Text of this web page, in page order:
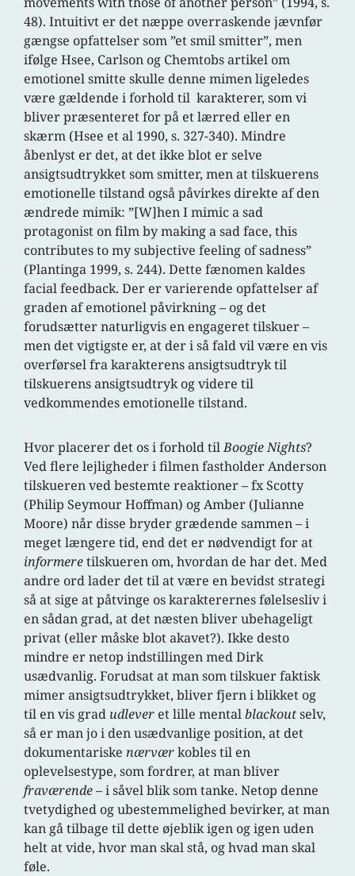
48). Intuitivt er det næppe overraskende jævnfør
gængse opfattelser som ”et smil smitter”, men
ifølge Hsee, Carlson og Chemtobs artikel om
emotionel smitte skulle denne mimen ligeledes
være gældende i forhold til karakterer, som vi
bliver præsenteret for på et lærred eller en
skærm (Hsee et al 1990, s. 327-340). Mindre
åbenlyst er det, at det ikke blot er selve
ansigtsudtrykket som smitter, men at tilskuerens
emotionelle tilstand også påvirkes direkte af den
ændrede mimik: ”[W]hen I mimic a sad
protagonist on film by making a sad face, this
contributes to my subjective feeling of sadness”
(Plantinga 1999, s. 244). Dette fænomen kaldes
facial feedback. Der er varierende opfattelser af
graden af emotionel påvirkning – og det
forudsætter naturligvis en engageret tilskuer –
men det vigtigste er, at der i så fald vil være en vis
overførsel fra karakterens ansigtsudtryk til
tilskuerens ansigtsudtryk og videre til
vedkommendes emotionelle tilstand.
Hvor placerer det os i forhold tilBoogie Nights?
Ved flere lejligheder i filmen fastholder Anderson
tilskueren ved bestemte reaktioner – fx Scotty
(Philip Seymour Hoffman) og Amber (Julianne
Moore) når disse bryder grædende sammen – i
meget længere tid, end det er nødvendigt for at
informeretilskueren om, hvordan de har det. Med
andre ord lader det til at være en bevidst strategi
så at sige at påtvinge os karakterernes følelsesliv i
en sådan grad, at det næsten bliver ubehageligt
privat (eller måske blot akavet?). Ikke desto
mindre er netop indstillingen med Dirk
usædvanlig. Forudsat at man som tilskuer faktisk
mimer ansigtsudtrykket, bliver fjern i blikket og
til en vis grad udlever et lille mentalblackoutselv,
så er man jo i den usædvanlige position, at det
dokumentariskenærværkobles til en
oplevelsestype, som fordrer, at man bliver
fraværende– i såvel blik som tanke. Netop denne
tvetydighed og ubestemmelighed bevirker, at man
kan gå tilbage til dette øjeblik igen og igen uden
helt at vide, hvor man skal stå, og hvad man skal
føle.